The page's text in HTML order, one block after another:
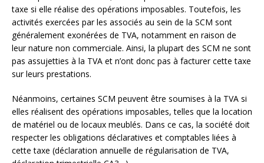
taxe si elle réalise des opérations imposables. Toutefois, les
activités exercées par les associés au sein de la SCM sont
généralement exonérées de TVA, notamment en raison de
leur nature non commerciale. Ainsi, la plupart des SCM ne sont
pas assujetties à la TVA et n’ont donc pas à facturer cette taxe
sur leurs prestations.
Néanmoins, certaines SCM peuvent être soumises à la TVA si
elles réalisent des opérations imposables, telles que la location
de matériel ou de locaux meublés. Dans ce cas, la société doit
respecter les obligations déclaratives et comptables liées à
cette taxe (déclaration annuelle de régularisation de TVA,